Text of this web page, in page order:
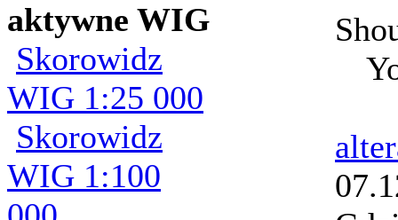
aktywne WIG
Skorowidz
WIG 1:25 000
Skorowidz
WIG 1:100